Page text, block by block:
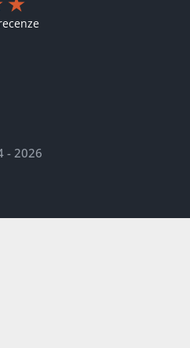
- 2026